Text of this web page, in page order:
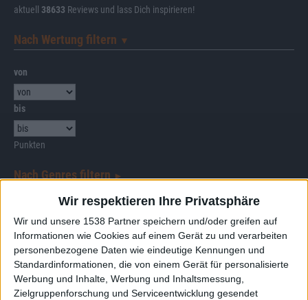
Wir respektieren Ihre Privatsphäre
Wir und unsere 1538 Partner speichern und/oder greifen auf
Informationen wie Cookies auf einem Gerät zu und verarbeiten
personenbezogene Daten wie eindeutige Kennungen und
Standardinformationen, die von einem Gerät für personalisierte
Werbung und Inhalte, Werbung und Inhaltsmessung,
Zielgruppenforschung und Serviceentwicklung gesendet
aktuell 38633 Reviews und lass Dich inspirieren!
Nach Wertung filtern ▼︎
von
bis
Punkten
Nach Genres filtern►︎
Konzertberichte mit Mikkey Dee Plays
Motörhead